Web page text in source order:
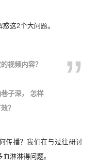
惑这2个大问题。
视频内容？
子深， 怎样
？
传播？我们在与过往研讨
淋淋得问题。